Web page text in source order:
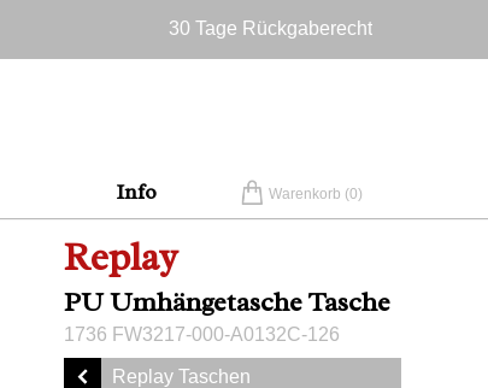
30 Tage Rückgaberecht
Info Warenkorb (0)
Replay
PU Umhängetasche Tasche
1736 FW3217-000-A0132C-126
Replay Taschen